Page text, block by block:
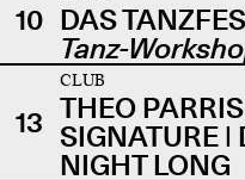
10 DAS
Tanz-
13
CLUB
THEO
SIGNATURE |
NIGHT LONG